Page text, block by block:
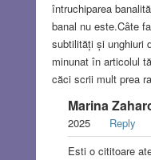
întruchiparea
banal nu este.Câte
subtilități și unghiuri
minunat în articolul
căci scrii mult prea
Marina
2025
Reply
Esti o cititoare